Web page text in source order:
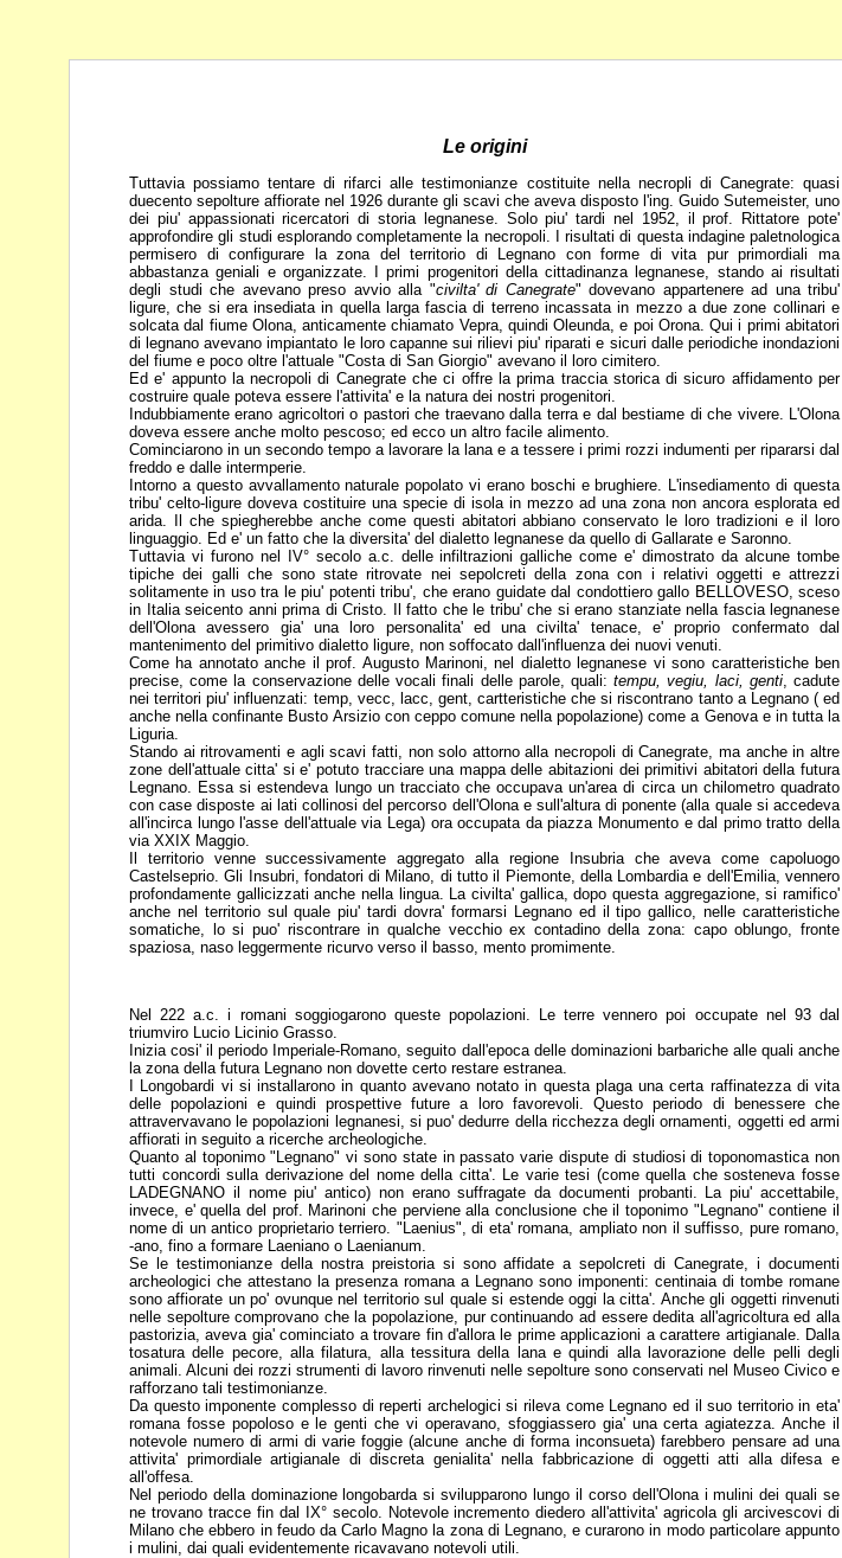
Le origini
Tuttavia possiamo tentare di rifarci alle testimonianze costituite nella necropli di Canegrate: quasi
duecento sepolture affiorate nel 1926 durante gli scavi che aveva disposto l'ing. Guido Sutemeister, uno
dei piu' appassionati ricercatoridi storia legnanese. Solo piu' tardi nel 1952, il prof. Rittatore pote'
approfondiregli studi esplorando completamente la necropoli. I risultati di questa indagine paletnologica
permisero di configurare la zona del territorio di Legnano conforme di vita pur primordiali ma
abbastanza geniali e organizzate. I primi progenitori della cittadinanza legnanese, stando ai risultati
degli studi che avevano preso avvio alla "civilta' di Canegrate" dovevano appartenere ad una tribu'
ligure, che si era insediata in quella larga fascia di terreno incassata in mezzo a due zone collinari e
solcata dal fiume Olona, anticamente chiamato Vepra, quindi Oleunda, e poi Orona. Qui i primi abitatori
di legnano avevanoimpiantato le loro capanne sui rilievi piu' riparati e sicuri dalle periodicheinondazioni
del fiume e poco oltre l'attuale "Costa di San Giorgio" avevano il
loro cimitero.
Ed e' appunto la necropoli di Canegrate che ci offre la prima traccia storica di sicuro affidamento per
costruire quale poteva essere l'attivita' e la natura dei nostri progenitori.
Indubbiamente erano agricoltori o pastori che traevano dalla terra e dal bestiame di che vivere. L'Olona
doveva essere anche molto pescoso; ed ecco un altro facile alimento.
Cominciarono in un secondo tempo a lavorare la lana e a tessere i primi rozzi indumenti per ripararsi dal
freddo e dalle intermperie.
Intorno a questo avvallamento naturale popolato vi erano boschi e brughiere. L'insediamento di questa
tribu' celto-ligure doveva costituire una specie di isola in mezzo ad una zona non ancora esplorata ed
arida. Il che spiegherebbe anche come questi abitatori abbiano conservato le loro tradizioni e il loro
linguaggio. Ed e' un fatto che la diversita' del dialetto legnanese da quello di Gallarate e Saronno.
Tuttavia vi furono nel IV° secolo a.c. delle infiltrazioni galliche come e' dimostrato daalcune tombe
tipiche dei galli che sono state ritrovate nei sepolcreti della zonacon i relativi oggetti e attrezzi
solitamente in uso tra le piu' potenti tribu', cheerano guidate dal condottiero gallo BELLOVESO, sceso
in Italia seicento anni prima di Cristo. Il fatto che le tribu' che si erano stanziate nella fascia legnanese
dell'Olona avessero gia' una loro personalita' ed una civilta' tenace,e' proprio confermato dal
mantenimento del primitivo dialetto ligure, non soffocato dall'influenza dei nuovi venuti.
Come ha annotato anche il prof. Augusto Marinoni, nel dialetto legnanese vi sono caratteristiche ben
precise, come la conservazione delle vocali finali delle parole, quali:tempu, vegiu, laci, genti, cadute
nei territori piu' influenzati: temp, vecc, lacc, gent, cartteristiche che si riscontrano tanto a Legnano ( ed
anche nella confinante Busto Arsizio con ceppo comune nella popolazione)come a Genova e in tutta la
Liguria.
Stando ai ritrovamenti e agli scavi fatti, non solo attorno alla necropoli di Canegrate, ma anche in altre
zone dell'attuale citta' si e' potuto tracciare una mappa delle abitazioni dei primitivi abitatori della futura
Legnano. Essa si estendeva lungo un tracciato che occupava un'area di circa un chilometro quadrato
con casedisposte ai lati collinosi del percorso dell'Olona e sull'altura di ponente (alla quale si accedeva
all'incirca lungo l'asse dell'attuale via Lega) ora occupata da piazza Monumento e dal primo tratto della
via XXIX Maggio.
Il territorio venne successivamente aggregato alla regione Insubria che aveva come capoluogo
Castelseprio. Gli Insubri, fondatori di Milano, di tutto il Piemonte, della Lombardia e dell'Emilia, vennero
profondamente gallicizzati anche nella lingua. La civilta' gallica, dopo questa aggregazione, si ramifico'
anche nel territorio sul quale piu' tardi dovra' formarsi Legnano ed il tipo gallico, nellecaratteristiche
somatiche, lo si puo' riscontrare in qualche vecchio ex contadino della zona: capo oblungo, fronte
spaziosa, naso leggermente ricurvo verso il basso, mento promimente.
Nel 222 a.c. i romani soggiogarono queste popolazioni. Le terre vennero poi occupate nel 93 dal
triumviro Lucio Licinio Grasso.
Inizia cosi' il periodo Imperiale-Romano, seguito dall'epoca delle dominazioni barbariche alle quali anche
la zona della futura Legnano non dovette certo restare estranea.
I Longobardi vi si installarono in quanto avevano notato in questa plaga una certa raffinatezza di vita
delle popolazioni e quindi prospettive future a loro favorevoli. Questo periodo di benessere che
attravervavano le popolazioni legnanesi, si puo' dedurre della ricchezza degli ornamenti, oggetti ed armi
affiorati in seguito a ricerche archeologiche.
Quanto al toponimo "Legnano" vi sono state in passato varie dispute di studiosi ditoponomastica non
tutti concordi sulla derivazione del nome della citta'. Le varie tesi (come quella che sosteneva fosse
LADEGNANO il nome piu'antico) non erano suffragate da documenti probanti. La piu' accettabile,
invece, e' quella del prof. Marinoni che perviene alla conclusione che il toponimo "Legnano" contiene il
nome di un antico proprietario terriero. "Laenius", di eta' romana, ampliato non il suffisso, pure romano,
-ano, fino a formare Laeniano o Laenianum.
Se le testimonianze della nostra preistoria si sono affidate a sepolcreti di Canegrate, i documenti
archeologici che attestano la presenza romana a Legnano sono imponenti: centinaia di tombe romane
sono affiorate un po' ovunque nel territorio sul quale si estende oggi la citta'. Anche gli oggetti rinvenuti
nelle sepolture comprovano che la popolazione, pur continuando ad essere dedita all'agricoltura ed alla
pastorizia, aveva gia' cominciato a trovare fin d'allora le prime applicazioni a carattere artigianale. Dalla
tosatura delle pecore, allafilatura, alla tessitura della lana e quindi alla lavorazione delle pelli degli
animali. Alcuni dei rozzi strumenti di lavoro rinvenuti nelle sepolture sono conservati nel Museo Civico e
rafforzano tali testimonianze.
Da questo imponente complesso di reperti archelogici si rileva come Legnano ed il suo territorio in eta'
romana fosse popoloso e le genti che vi operavano, sfoggiassero gia' una certa agiatezza. Anche il
notevole numero di armi di varie foggie (alcune anche di forma inconsueta) farebbero pensare ad una
attivita' primordiale artigianale di discreta genialita' nella fabbricazione di oggetti atti alla difesa e
all'offesa.
Nel periodo della dominazione longobarda si svilupparono lungo il corso dell'Olona i mulinidei quali se
ne trovano tracce fin dal IX° secolo. Notevole incremento diederoall'attivita' agricola gli arcivescovi di
Milano che ebbero in feudo da Carlo Magno la zona di Legnano, e curarono in modo particolare appunto
i mulini, dai quali evidentemente ricavavano notevoli utili.